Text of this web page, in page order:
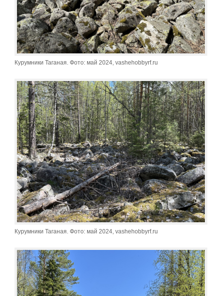
Курумники Таганая. Фото: май 2024, vashehobbyrf.ru
Курумники Таганая. Фото: май 2024, vashehobbyrf.ru